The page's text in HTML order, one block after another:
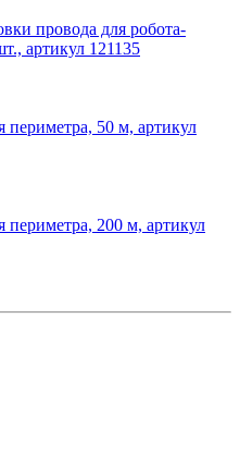
провода для робота-
артикул 121135
периметра, 50 м, артикул
периметра, 200 м, артикул